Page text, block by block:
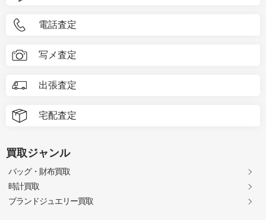
電話査定
写メ査定
出張査定
宅配査定
買取ジャンル
バッグ・財布買取
時計買取
ブランドジュエリー買取